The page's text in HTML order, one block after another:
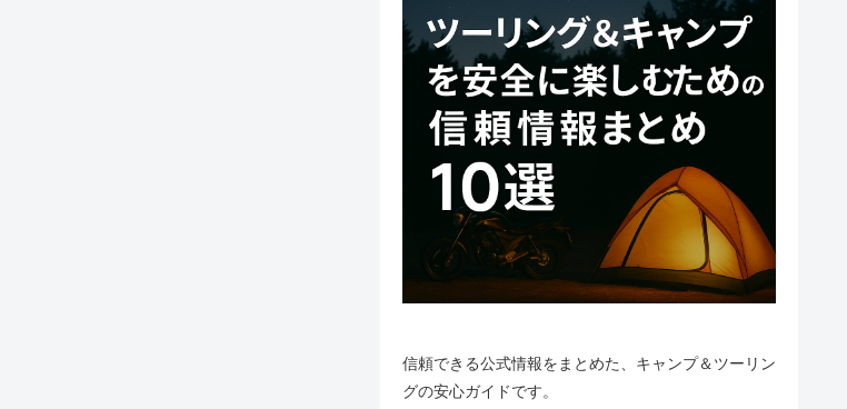
信頼できる公式情報をまとめた、キャンプ＆ツーリン
グの安心ガイドです。